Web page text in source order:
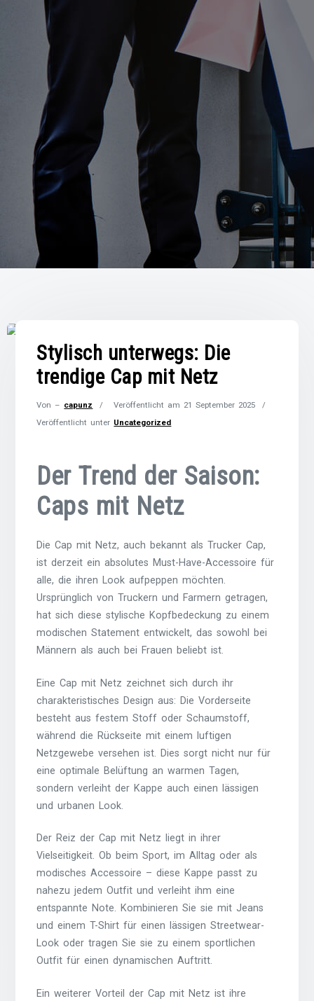
Stylisch unterwegs: Die
trendige Cap mit Netz
Von – capunz Veröffentlicht am 21 September 2025
Veröffentlicht unter Uncategorized
Der Trend der Saison:
Caps mit Netz
Die Cap mit Netz, auch bekannt als Trucker Cap,
ist derzeit ein absolutes Must-Have-Accessoire für
alle, die ihren Look aufpeppen möchten.
Ursprünglich von Truckern und Farmern getragen,
hat sich diese stylische Kopfbedeckung zu einem
modischen Statement entwickelt, das sowohl bei
Männern als auch bei Frauen beliebt ist.
Eine Cap mit Netz zeichnet sich durch ihr
charakteristisches Design aus: Die Vorderseite
besteht aus festem Stoff oder Schaumstoff,
während die Rückseite mit einem luftigen
Netzgewebe versehen ist. Dies sorgt nicht nur für
eine optimale Belüftung an warmen Tagen,
sondern verleiht der Kappe auch einen lässigen
und urbanen Look.
Der Reiz der Cap mit Netz liegt in ihrer
Vielseitigkeit. Ob beim Sport, im Alltag oder als
modisches Accessoire – diese Kappe passt zu
nahezu jedem Outfit und verleiht ihm eine
entspannte Note. Kombinieren Sie sie mit Jeans
und einem T-Shirt für einen lässigen Streetwear-
Look oder tragen Sie sie zu einem sportlichen
Outfit für einen dynamischen Auftritt.
Ein weiterer Vorteil der Cap mit Netz ist ihre